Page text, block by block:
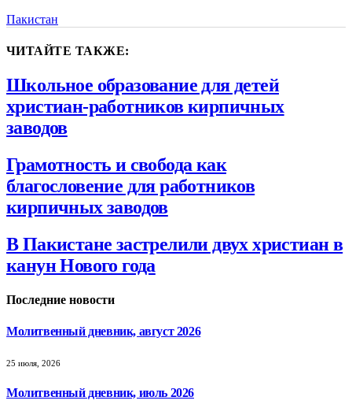
Пакистан
ЧИТАЙТЕ ТАКЖЕ:
Школьное образование для детей
христиан-работников кирпичных
заводов
Грамотность и свобода как
благословение для работников
кирпичных заводов
В Пакистане застрелили двух христиан в
канун Нового года
Последние новости
Молитвенный дневник, август 2026
25 июля, 2026
Молитвенный дневник, июль 2026